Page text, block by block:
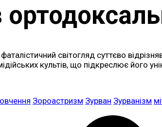
світогляд суттєво
культів, що підкреслює його
Зороастризм Зурван Зурванізм